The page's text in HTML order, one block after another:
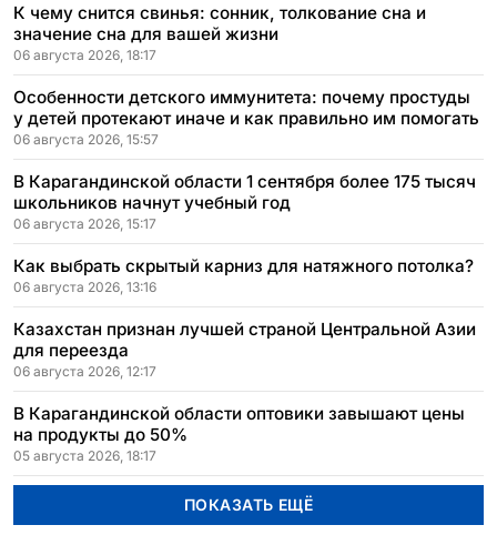
К чему снится свинья: сонник, толкование сна и
значение сна для вашей жизни
06 августа 2026, 18:17
Особенности детского иммунитета: почему простуды
у детей протекают иначе и как правильно им помогать
06 августа 2026, 15:57
В Карагандинской области 1 сентября более 175 тысяч
школьников начнут учебный год
06 августа 2026, 15:17
Как выбрать скрытый карниз для натяжного потолка?
06 августа 2026, 13:16
Казахстан признан лучшей страной Центральной Азии
для переезда
06 августа 2026, 12:17
В Карагандинской области оптовики завышают цены
на продукты до 50%
05 августа 2026, 18:17
ПОКАЗАТЬ ЕЩЁ